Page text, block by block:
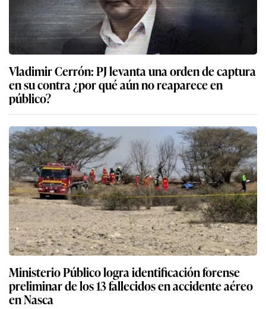
Vladimir Cerrón: PJ levanta una orden de captura
en su contra ¿por qué aún no reaparece en
público?
Ministerio Público logra identificación forense
preliminar de los 13 fallecidos en accidente aéreo
en Nasca